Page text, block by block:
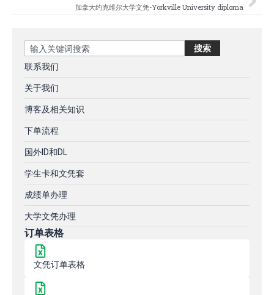
加拿大约克维尔大学文凭-Yorkville University diploma
Search 搜索
联系我们
关于我们
博客及相关知识
下单流程
国外ID和DL
学生卡和文凭套
成绩单办理
大学文凭办理
订单表格
文凭订单表格